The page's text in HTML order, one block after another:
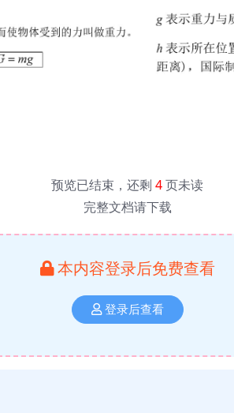
预览已结束，还剩 4页未读
完整文档请下载
本内容登录后免费查看
登录后查看